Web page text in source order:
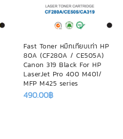
Fast Toner หมึกเทียบเท่า HP
80A (CF280A / CE505A)
Canon 319 Black For HP
LaserJet Pro 400 M401/
MFP M425 series
490.00฿